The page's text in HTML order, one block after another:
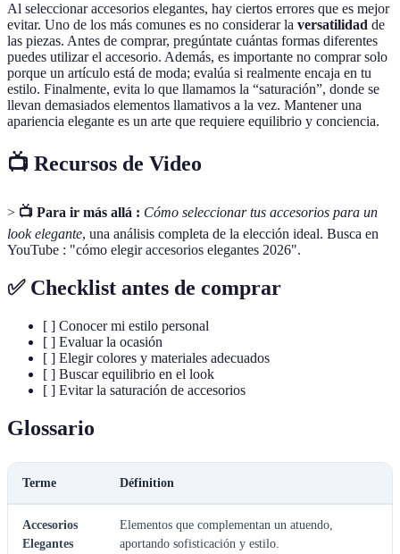
Al seleccionar accesorios elegantes, hay ciertos errores que es mejor
evitar. Uno de los más comunes es no considerar la versatilidad de
las piezas. Antes de comprar, pregúntate cuántas formas diferentes
puedes utilizar el accesorio. Además, es importante no comprar solo
porque un artículo está de moda; evalúa si realmente encaja en tu
estilo. Finalmente, evita lo que llamamos la “saturación”, donde se
llevan demasiados elementos llamativos a la vez. Mantener una
apariencia elegante es un arte que requiere equilibrio y conciencia.
📺 Recursos de Video
> 📺 Para ir más allá : Cómo seleccionar tus accesorios para un
look elegante, una análisis completa de la elección ideal. Busca en
YouTube : "cómo elegir accesorios elegantes 2026".
✅ Checklist antes de comprar
[ ] Conocer mi estilo personal
[ ] Evaluar la ocasión
[ ] Elegir colores y materiales adecuados
[ ] Buscar equilibrio en el look
[ ] Evitar la saturación de accesorios
Glossario
Terme Définition
Accesorios
Elegantes
Elementos que complementan un atuendo,
aportando sofisticación y estilo.